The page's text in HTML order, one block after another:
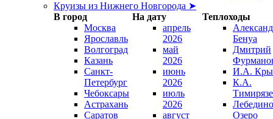
Круизы из Нижнего Новгорода ➤
В город
На дату
Теплоходы
Москва
Ярославль
Волгоград
Казань
Санкт-
Петербург
Чебоксары
Астрахань
Саратов
апрель
2026
май
2026
июнь
2026
июль
2026
август
Бенуа
Дмитрий
И.А.
К.А.
Озеро